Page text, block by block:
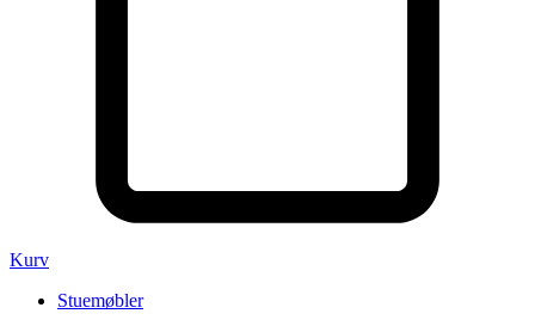
Kurv
Stuemøbler